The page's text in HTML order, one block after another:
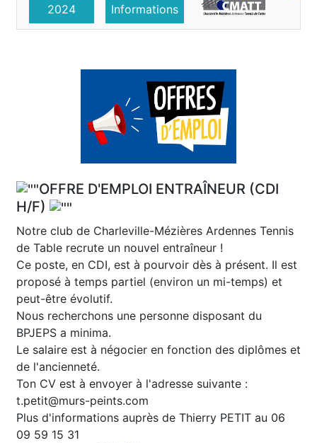
2024
Informations
OFFRE D'EMPLOI ENTRAÎNEUR (CDI
H/F)
Notre club de Charleville-Mézières Ardennes Tennis
de Table recrute un nouvel entraîneur !
Ce poste, en CDI, est à pourvoir dès à présent. Il est
proposé à temps partiel (environ un mi-temps) et
peut-être évolutif.
Nous recherchons une personne disposant du
BPJEPS a minima.
Le salaire est à négocier en fonction des diplômes et
de l'ancienneté.
Ton CV est à envoyer à l'adresse suivante :
t.petit@murs-peints.com
Plus d'informations auprès de Thierry PETIT au 06
09 59 15 31